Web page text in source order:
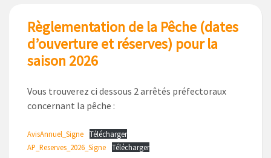
Règlementation de la Pêche (dates
d’ouverture et réserves) pour la
saison 2026
Vous trouverez ci dessous 2 arrêtés préfectoraux
concernant la pêche :
AvisAnnuel_Signe
Télécharger
AP_Reserves_2026_Signe
Télécharger